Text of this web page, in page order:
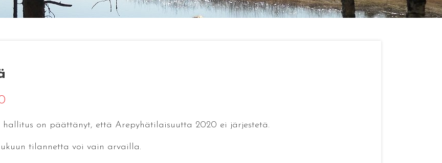
hallitus on päättänyt, että Arepyhätilaisuutta 2020 ei järjestetä.
tilannetta voi vain arvailla.